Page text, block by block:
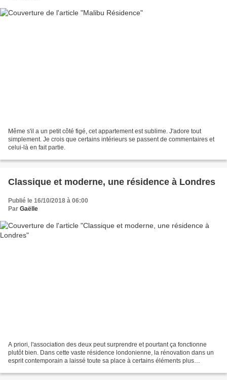
Même s'il a un petit côté figé, cet appartement est sublime. J'adore tout
simplement. Je crois que certains intérieurs se passent de commentaires et
celui-là en fait partie.
Classique et moderne, une résidence à Londres
Publié le 16/10/2018 à 06:00
Par Gaëlle
A priori, l'association des deux peut surprendre et pourtant ça fonctionne
plutôt bien. Dans cette vaste résidence londonienne, la rénovation dans un
esprit contemporain a laissé toute sa place à certains éléments plus